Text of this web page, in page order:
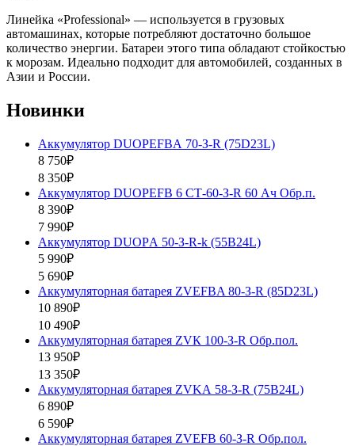
Линейка «Professional» — используется в грузовых
автомашинах, которые потребляют достаточно большое
количество энергии. Батареи этого типа обладают стойкостью
к морозам. Идеально подходит для автомобилей, созданных в
Азии и России.
Новинки
Аккумулятор DUOPEFBА 70-З-R (75D23L)
8 750₽
8 350₽
Аккумулятор DUOPEFB 6 СТ-60-З-R 60 Ач Обр.п.
8 390₽
7 990₽
Аккумулятор DUOPА 50-З-R-k (55B24L)
5 990₽
5 690₽
Аккумуляторная батарея ZVEFBA 80-З-R (85D23L)
10 890₽
10 490₽
Аккумуляторная батарея ZVК 100-З-R Обр.пол.
13 950₽
13 350₽
Аккумуляторная батарея ZVKА 58-З-R (75B24L)
6 890₽
6 590₽
Аккумуляторная батарея ZVEFB 60-З-R Обр.пол.